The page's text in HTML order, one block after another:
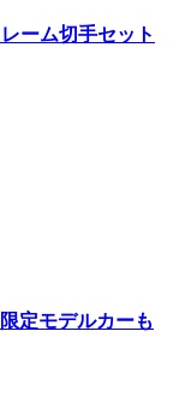
ーム切手セット
定モデルカーも